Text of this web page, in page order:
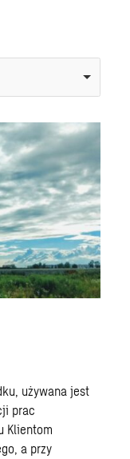
używana jest
prac
Klientom
a przy